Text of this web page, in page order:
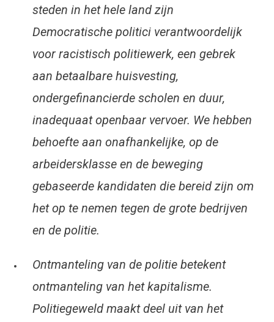
steden in het hele land zijn
Democratische politici verantwoordelijk
voor racistisch politiewerk, een gebrek
aan betaalbare huisvesting,
ondergefinancierde scholen en duur,
inadequaat openbaar vervoer. We hebben
behoefte aan onafhankelijke, op de
arbeidersklasse en de beweging
gebaseerde kandidaten die bereid zijn om
het op te nemen tegen de grote bedrijven
en de politie.
Ontmanteling van de politie betekent
ontmanteling van het kapitalisme.
Politiegeweld maakt deel uit van het